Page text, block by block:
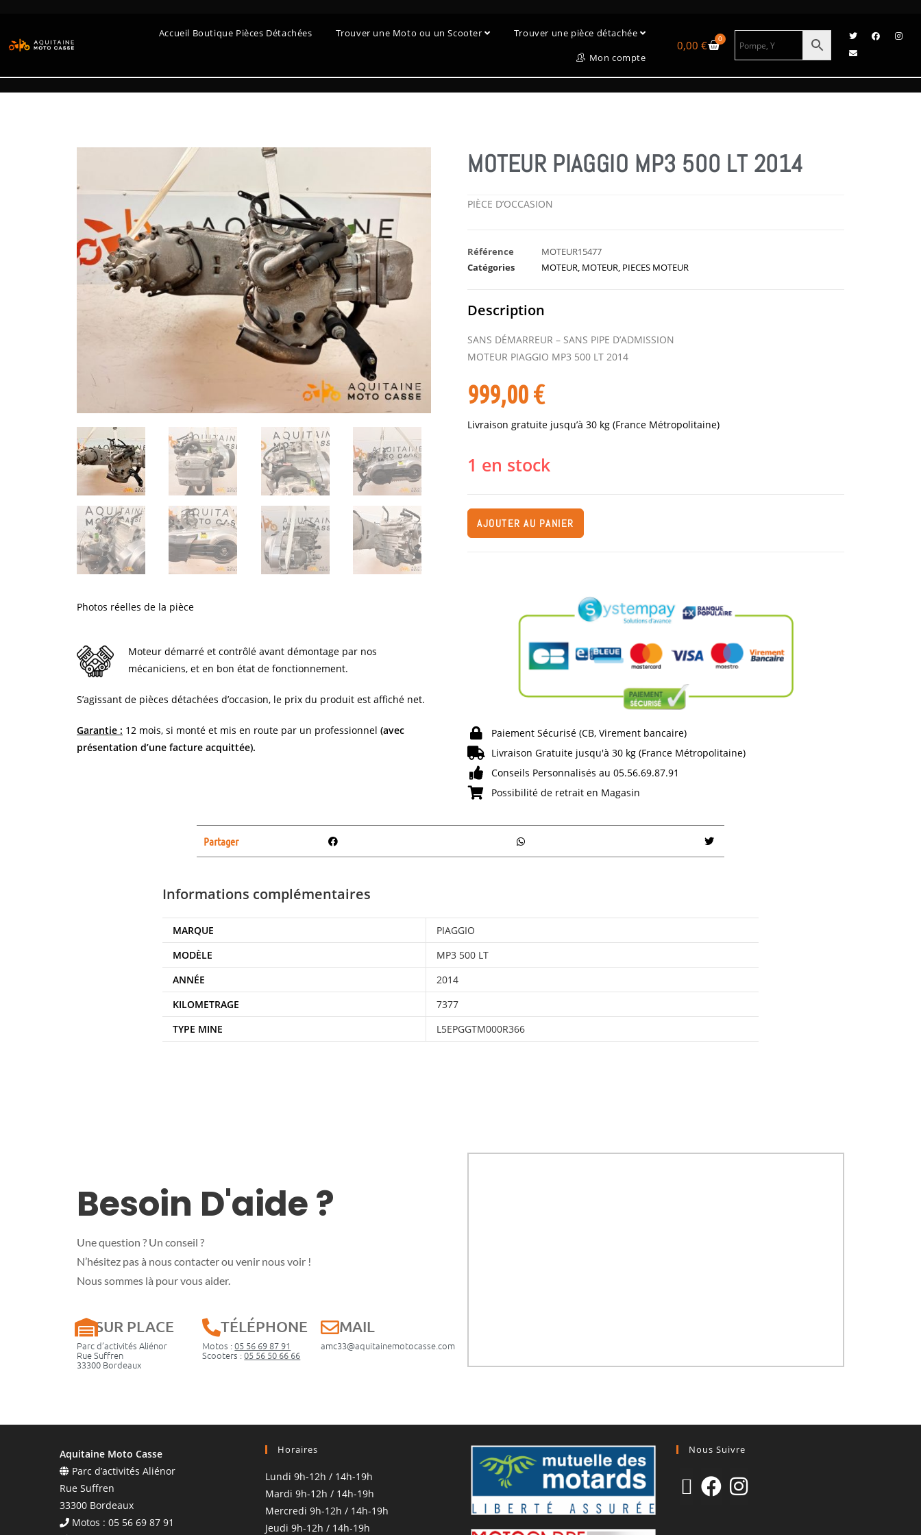
Accueil Boutique Pièces Détachées Trouver une Moto ou un Scooter
Trouver une pièce détachée
Mon compte
0,00 € 0
Photos réelles de la pièce
Moteur démarré et contrôlé avant démontage par nos
mécaniciens, et en bon état de fonctionnement.
S’agissant de pièces détachées d’occasion, le prix du produit est affiché net.
Garantie : 12 mois, si monté et mis en route par un professionnel (avec
présentation d’une facture acquittée).
MOTEUR PIAGGIO MP3 500 LT 2014
PIÈCE D’OCCASION
Référence
MOTEUR15477
Catégories
MOTEUR, MOTEUR, PIECES MOTEUR
Description
SANS DÉMARREUR – SANS PIPE D’ADMISSION
MOTEUR PIAGGIO MP3 500 LT 2014
999,00€
Livraison gratuite jusqu’à 30 kg (France Métropolitaine)
1 en stock
AJOUTER AU PANIER
Paiement Sécurisé (CB, Virement bancaire)
Livraison Gratuite jusqu'à 30 kg (France Métropolitaine)
Conseils Personnalisés au 05.56.69.87.91
Possibilité de retrait en Magasin
Partager
Informations complémentaires
MARQUE
PIAGGIO
MODÈLE
MP3 500 LT
ANNÉE
2014
KILOMETRAGE
7377
TYPE MINE
L5EPGGTM000R366
Besoin D'aide ?
Une question ? Un conseil ?
N’hésitez pas à nous contacter ou venir nous voir !
Nous sommes là pour vous aider.
SUR PLACE
Parc d’activités Aliénor
Rue Suffren
33300 Bordeaux
TÉLÉPHONE
Motos :05 56 69 87 91
Scooters :05 56 50 66 66
MAIL
amc33@aquitainemotocasse.com
Aquitaine Moto Casse
Parc d’activités Aliénor
Rue Suffren
33300 Bordeaux
Motos : 05 56 69 87 91
Horaires
Lundi 9h-12h / 14h-19h
Mardi 9h-12h / 14h-19h
Mercredi 9h-12h / 14h-19h
Jeudi 9h-12h / 14h-19h
Nous Suivre